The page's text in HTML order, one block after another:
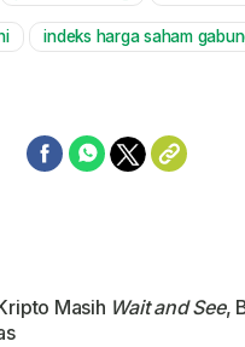
indeks harga saham
Masih Wait and See,